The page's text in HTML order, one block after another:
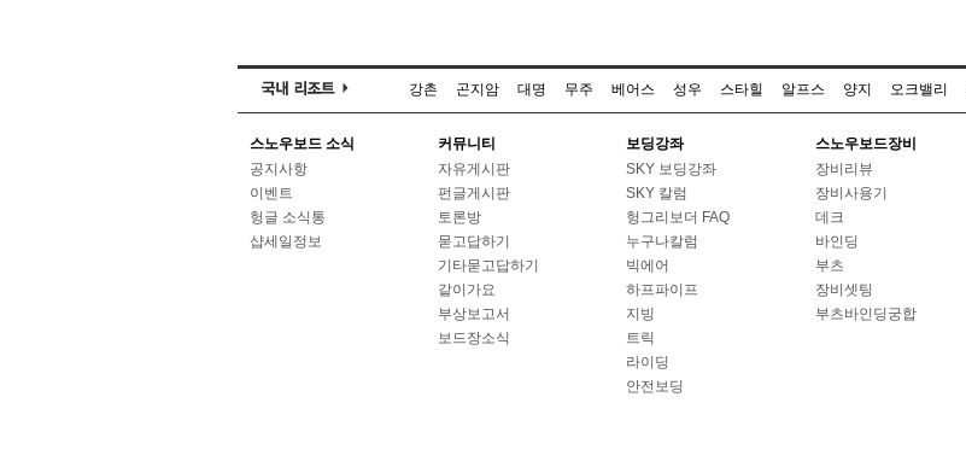
강촌 곤지암 대명 무주 베어스 성우 스타힐 알프스 양지 오크밸리
스노우보드 소식 커뮤니티 보딩강좌 스노우보드장비
공지사항
자유게시판 SKY 보딩강좌 장비리뷰
이벤트
펀글게시판 SKY 칼럼 장비사용기
헝글 소식통
토론방 헝그리보더 FAQ 데크
샵세일정보
묻고답하기 누구나칼럼 바인딩
기타묻고답하기
빅에어 부츠
같이가요
하프파이프 장비셋팅
부상보고서
지빙 부츠바인딩궁합
보드장소식
트릭
라이딩
안전보딩